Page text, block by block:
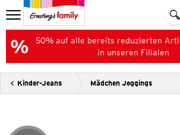
50% auf alle bereits reduzierten
in unseren Filialen
Kinder-Jeans Mädchen Jeggings